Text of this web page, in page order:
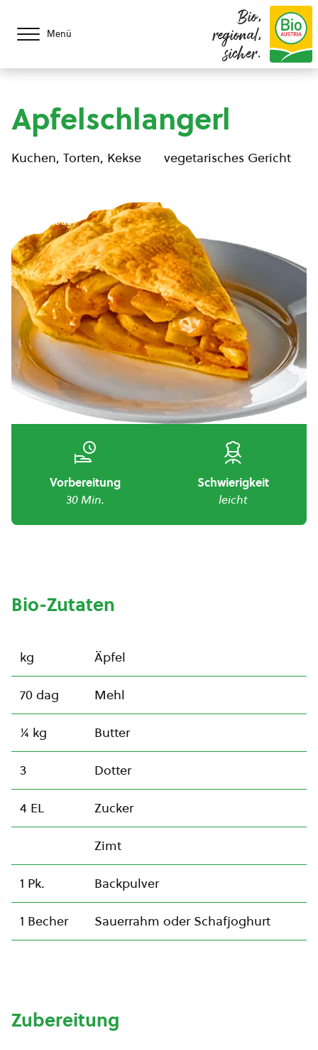
Menü
Bio,
regional,
sicher.
Apfelschlangerl
Kuchen, Torten, Kekse vegetarisches Gericht
© Pixabay
Vorbereitung
30 Min.
Schwierigkeit
leicht
Bio-Zutaten
kg Äpfel
70 dag Mehl
¼ kg Butter
3 Dotter
4 EL Zucker
Zimt
1 Pk. Backpulver
1 Becher Sauerrahm oder Schafjoghurt
Zubereitung